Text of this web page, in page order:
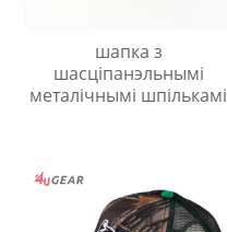
шапка з
шасціпанэльнымі
металічнымі шпількамі